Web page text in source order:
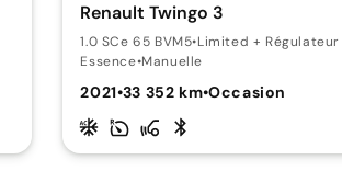
Renault Twingo 3
1.0 SCe 65 BVM5•Limited + Régulateur
Essence•Manuelle
2021•33 352 km•Occasion